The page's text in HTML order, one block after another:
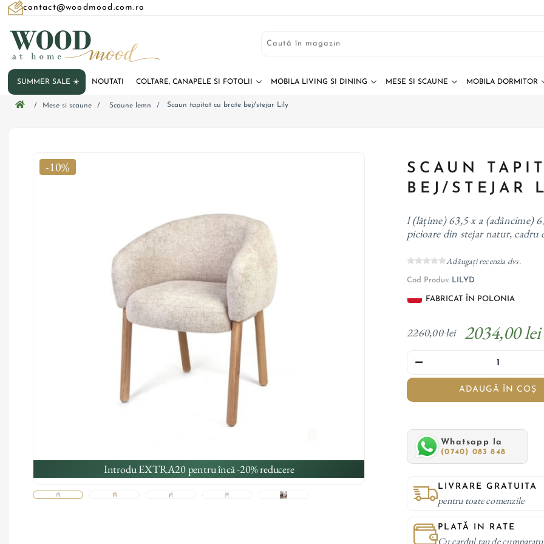
contact@woodmood.com.ro
SUMMER SALE ☀️ NOUTATI COLTARE, CANAPELE SI FOTOLII MOBILA LIVING SI DINING MESE SI SCAUNE MOBILA DORMITOR
/ Mese si scaune / Scaune lemn / Scaun tapitat cu brate bej/stejar Lily
-10%
Introdu EXTRA20 pentru încă -20% reducere
SCAUN
BEJ/STEJAR
l (lățime) 63,5 x a (adâncime)
picioare din stejar natur, cadru
Adăugați recenzia dvs.
Cod Produs: LILYD
FABRICAT ÎN POLONIA
2260,00 lei 2034,00 lei
ADAUGĂ ÎN COȘ
Whatsapp la
(0740) 083 848
LIVRARE GRATUITA
pentru toate comenzile
PLATĂ IN RATE
Cu cardul tau de